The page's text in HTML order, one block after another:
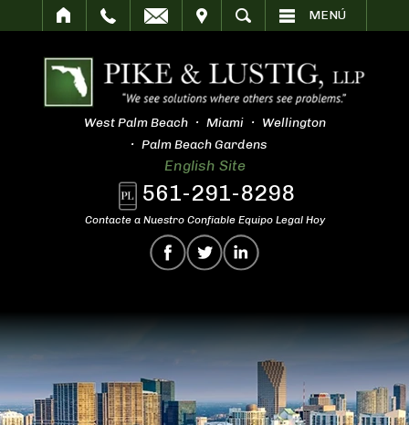
BUSCAR MENÚ
West Palm Beach Miami
Wellington
Palm Beach Gardens
English Site
561-291-8298
Contacte a Nuestro Confiable Equipo Legal Hoy